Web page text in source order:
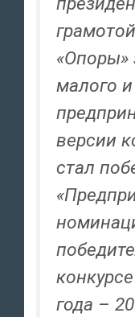
«Опоры»
малого
версии
стал
года –